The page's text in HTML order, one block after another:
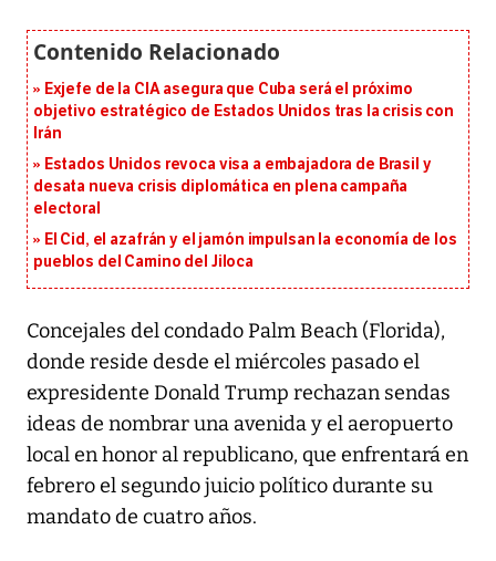
Exjefe de la CIA asegura que Cuba será el próximo
objetivo estratégico de Estados Unidos tras la crisis con
Irán
Estados Unidos revoca visa a embajadora de Brasil y
desata nueva crisis diplomática en plena campaña
electoral
El Cid, el azafrán y el jamón impulsan la economía de los
pueblos del Camino del Jiloca
Concejales del condado Palm Beach (Florida),
donde reside desde el miércoles pasado el
expresidente Donald Trump rechazan sendas
ideas de nombrar una avenida y el aeropuerto
local en honor al republicano, que enfrentará en
febrero el segundo juicio político durante su
mandato de cuatro años.